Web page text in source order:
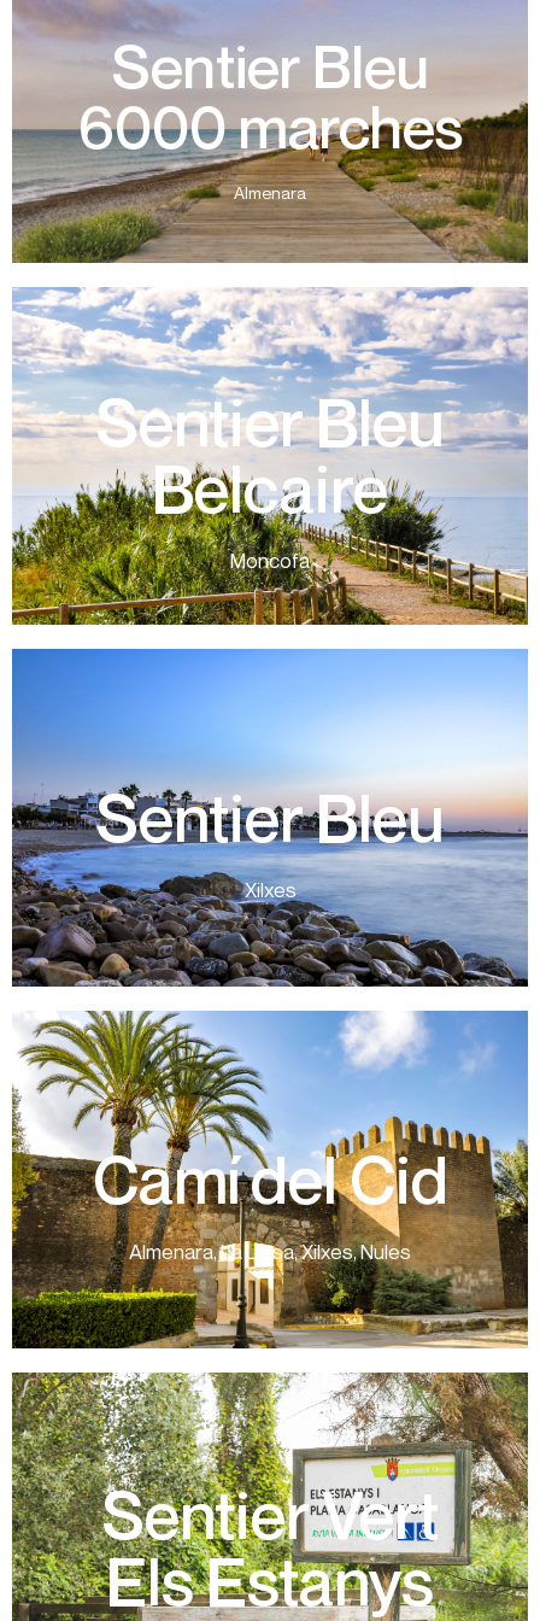
Sentier Bleu
6000 marches
Almenara
Ce Sentier Bleu vous permet de profiter d'un itinéraire
côtier facile à Almenara, équipé d'aires de repos et de
fontaines, il longe des maisons typiques et une micro-
réserve de haute valeur botanique, destinée à la
conservation d'espèces comme la Pelosilla des plages
(Silene Cabedessedesii), ou une faune comme la
pratincole. Distance 2,7 km Durée 40 minutes Sens
Unique
Sentier Bleu
Belcaire
Moncofa
L’embouchure de la rivière Belcaire forme l’un des
estuaires les plus beaux du paysage côtier. Les environs
du sentier sont flanqués, dans sa partie sud, des plages
de Pedraroja, Grao et Masbo, et dans sa partie nord, par
des plages vierges, vestiges de la Tour de Guet de
Beniesma et de la micro-réserve Flora del Estanyol.
Distance 1,54 km Temps 20 minutes Sens Unique
plus d’informations
Sentier Bleu
Xilxes
La Ruta dels Sentits de Xilxes relie les plages
des Cases et El Cerezo. Distance 5,91
kilomètres Temps 1h 30 min Circulaire
Camí del Cid
Almenara, La Llosa, Xilxes, Nules
Cet itinéraire raconte la conquête « littéraire » et
« historique » de Valence par le Cid Campeador.
L'embranchement de Castellón traverse
Castelló Sud, parmi les plantations d'agrumes et
les marais et en vous gardant toujours à
proximité des plages. N'oubliez pas de sceller
votre passeport Camino del Cid aux points du
réseau.
plus d’informations
Sentier Vert
Els Estanys
variété de flore et est parfait pour s'initier à
l'observation des oiseaux, à travers un sentier
circulaire qui pénètre dans l'une des zones
humides les plus importantes de la Communauté
valencienne.
plus d’informations